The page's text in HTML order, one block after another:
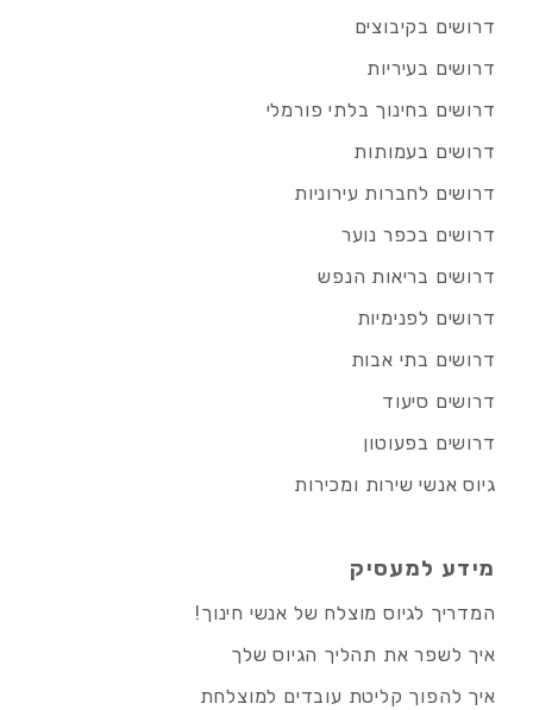
דרושים בקיבוצים
דרושים בעיריות
דרושים בחינוך בלתי פורמלי
דרושים בעמותות
דרושים לחברות עירוניות
דרושים בכפר נוער
דרושים בריאות הנפש
דרושים לפנימיות
דרושים בתי אבות
דרושים סיעוד
דרושים בפעוטון
גיוס אנשי שירות ומכירות
מידע למעסיק
המדריך לגיוס מוצלח של אנשי חינוך!
איך לשפר את תהליך הגיוס שלך
איך להפוך קליטת עובדים למוצלחת